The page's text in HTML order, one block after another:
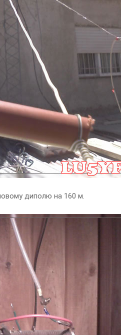
диполю на 160 м.